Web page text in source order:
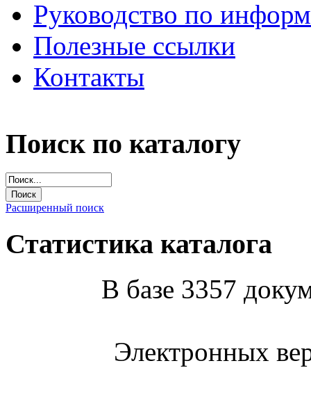
Руководство по
Полезные ссылки
Контакты
Поиск по каталогу
Расширенный поиск
Статистика каталога
В базе 3357
Электронных